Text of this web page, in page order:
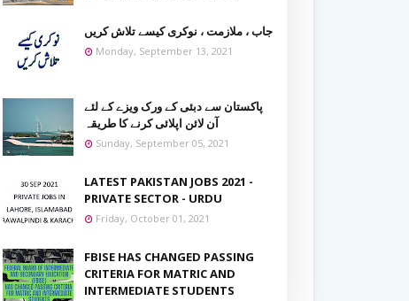
جاب ، ملازمت ، نوکری کیسے تلاش کریں
Monday, September 13, 2021
پاکستان سے دبئی کے ورک ویزے کے لئے
آن لائن اپلائی کرنے کا طریقہ
Sunday, September 05, 2021
LATEST PAKISTAN JOBS 2021 -
PRIVATE SECTOR - URDU
Friday, October 01, 2021
FBISE HAS CHANGED PASSING
CRITERIA FOR MATRIC AND
INTERMEDIATE STUDENTS